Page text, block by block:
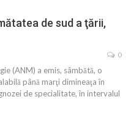
de sud a ţării,
0
(ANM) a emis, sâmbătă, o
până marţi dimineaţa în
de specialitate, în intervalul